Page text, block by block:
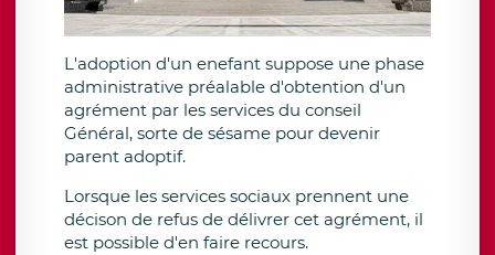
L'adoption d'un enefant suppose une phase
administrative préalable d'obtention d'un
agrément par les services du conseil
Général, sorte de sésame pour devenir
parent adoptif.
Lorsque les services sociaux prennent une
décison de refus de délivrer cet agrément, il
est possible d'en faire recours.